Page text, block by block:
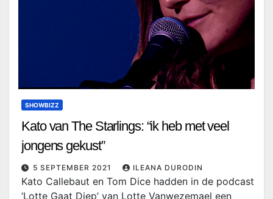
SHOWBIZZ
Kato van The Starlings: “ik heb met veel
jongens gekust”
5 SEPTEMBER 2021 ILEANA DURODIN
Kato Callebaut en Tom Dice hadden in de podcast
‘Lotte Gaat Diep’ van Lotte Vanwezemael een